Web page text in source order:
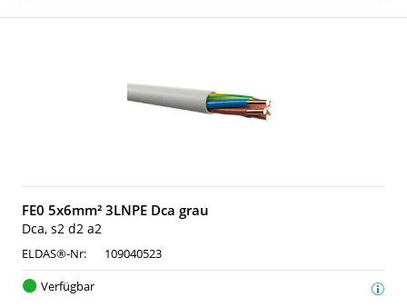
FE0 5x6mm² 3LNPE Dca grau
Dca, s2 d2 a2
ELDAS®-Nr:
109040523
Verfügbar